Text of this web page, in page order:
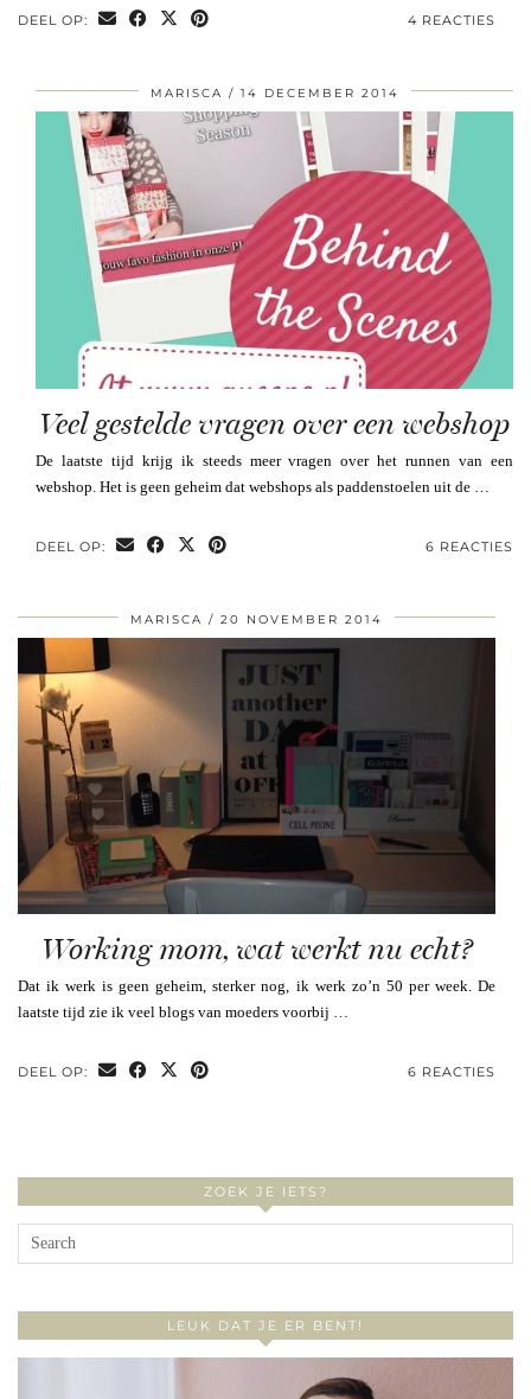
DEEL OP: 4 REACTIES
MARISCA 14 DECEMBER 2014
Veel gestelde vragen over een webshop
De laatste tijd krijg ik steeds meer vragen over het runnen van een
webshop. Het is geen geheim dat webshops als paddenstoelen uit de …
DEEL OP: 6 REACTIES
MARISCA 20 NOVEMBER 2014
Working mom, wat werkt nu echt?
Dat ik werk is geen geheim, sterker nog, ik werk zo’n 50 per week. De
laatste tijd zie ik veel blogs van moeders voorbij …
DEEL OP: 6 REACTIES
ZOEK JE IETS?
LEUK DAT JE ER BENT!